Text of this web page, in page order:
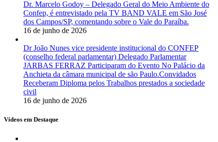
Dr. Marcelo Godoy – Delegado Geral do Meio Ambiente do
Confep, é entrevistado pela TV BAND VALE em São José
dos Campos/SP, comentando sobre o Vale do Paraíba.
16 de junho de 2026
Dr João Nunes vice presidente institucional do CONFEP
(conselho federal parlamentar) Delegado Parlamentar
JARBAS FERRAZ Participaram do Evento No Palácio da
Anchieta da câmara municipal de são Paulo.Convidados
Receberam Diploma pelos Trabalhos prestados a sociedade
civil
16 de junho de 2026
Vídeos em Destaque